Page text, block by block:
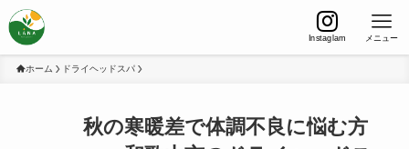
Instaglam メニュー
ホーム ドライヘッドスパ
秋の寒暖差で体調不良に悩む方